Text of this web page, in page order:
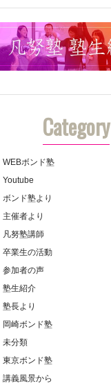
Category
WEBボンド塾
Youtube
ボンド塾より
主催者より
凡努塾講師
卒業生の活動
参加者の声
塾生紹介
塾長より
岡崎ボンド塾
未分類
東京ボンド塾
講義風景から